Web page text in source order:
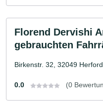
Florend Dervishi
gebrauchten
Birkenstr. 32, 32049 Herford
0.0 (0